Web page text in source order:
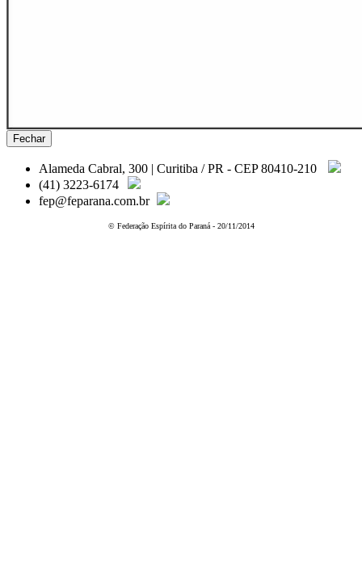
Fechar
Alameda Cabral, 300 | Curitiba / PR - CEP 80410-210
(41) 3223-6174
fep@feparana.com.br
© Federação Espírita do Paraná - 20/11/2014